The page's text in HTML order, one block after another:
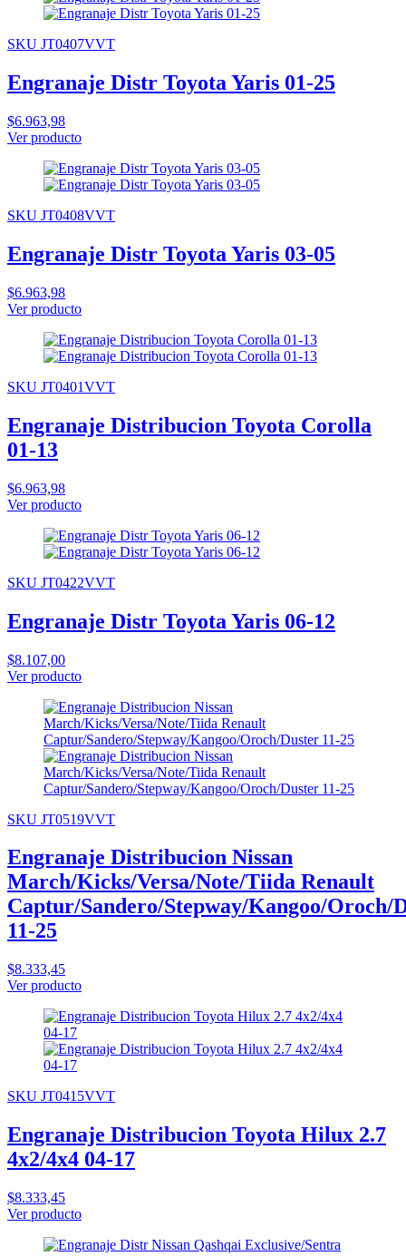
SKU JT0407VVT
Engranaje Distr Toyota Yaris 01-25
$6.963,98
Ver producto
SKU JT0408VVT
Engranaje Distr Toyota Yaris 03-05
$6.963,98
Ver producto
SKU JT0401VVT
Engranaje Distribucion Toyota Corolla
01-13
$6.963,98
Ver producto
SKU JT0422VVT
Engranaje Distr Toyota Yaris 06-12
$8.107,00
Ver producto
SKU JT0519VVT
Engranaje Distribucion Nissan
March/Kicks/Versa/Note/Tiida Renault
Captur/Sandero/Stepway/Kangoo/Oroch/
11-25
$8.333,45
Ver producto
SKU JT0415VVT
Engranaje Distribucion Toyota Hilux 2.7
4x2/4x4 04-17
$8.333,45
Ver producto